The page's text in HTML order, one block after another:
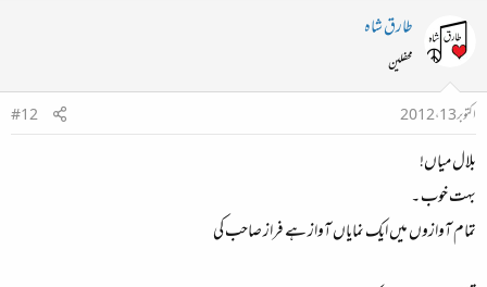
طارق شاہ
محفلین
اکتوبر 13، 2012
#12
بلال میاں!
بہت خوب ۔
تمام آوازوں میں ایک نمایاں آواز ہے فراز صاحب کی